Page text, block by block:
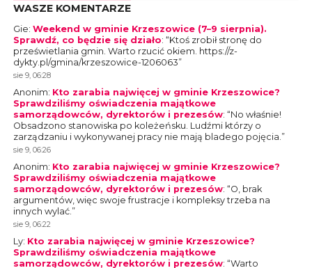
WASZE KOMENTARZE
Gie: Weekend w gminie Krzeszowice (7–9 sierpnia).
Sprawdź, co będzie się działo: “Ktoś zrobił stronę do
prześwietlania gmin. Warto rzucić okiem. https://z-
dykty.pl/gmina/krzeszowice-1206063”
sie 9, 06:28
Anonim: Kto zarabia najwięcej w gminie Krzeszowice?
Sprawdziliśmy oświadczenia majątkowe
samorządowców, dyrektorów i prezesów: “No właśnie!
Obsadzono stanowiska po koleżeńsku. Ludźmi którzy o
zarządzaniu i wykonywanej pracy nie mają bladego pojęcia.”
sie 9, 06:26
Anonim: Kto zarabia najwięcej w gminie Krzeszowice?
Sprawdziliśmy oświadczenia majątkowe
samorządowców, dyrektorów i prezesów: “O, brak
argumentów, więc swoje frustracje i kompleksy trzeba na
innych wylać.”
sie 9, 06:22
Ly: Kto zarabia najwięcej w gminie Krzeszowice?
Sprawdziliśmy oświadczenia majątkowe
samorządowców, dyrektorów i prezesów: “Warto